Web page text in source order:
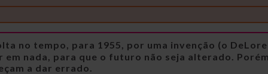
no tempo, para 1955, por uma invenção (o
nada, para que o futuro não seja alterado.
a dar errado.